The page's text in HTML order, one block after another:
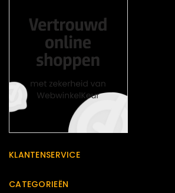
KLANTENSERVICE
CATEGORIEËN